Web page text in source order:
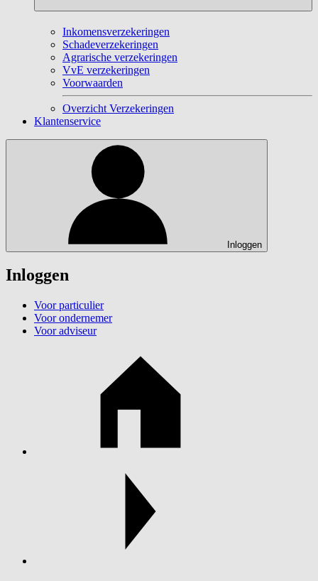
Inkomensverzekeringen
Schadeverzekeringen
Agrarische verzekeringen
VvE verzekeringen
Voorwaarden
Overzicht Verzekeringen
Klantenservice
Inloggen
Inloggen
Voor particulier
Voor ondernemer
Voor adviseur